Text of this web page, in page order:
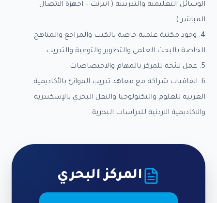
الوسائل التعليمية والتدريبية ( انترنت – اجهزة الاتصال
المباشر ).
4. وجود مكتبة علمية خاصة بالكتب والمراجع والمناهج
الخاصة بالبحث العلمي والتطوير والتوعية والتدريب .
5. عمل لائحة للمركز بالمهام والاختصاصات .
6. اتفاقيات شراكة مع معاهد تدريب الموانئ بالأكاديمية
العربية للعلوم والتكنولوجيا والنقل البحري بالإسكندرية
والاكاديمية الاردنية للدراسات البحرية .
المركز البحري